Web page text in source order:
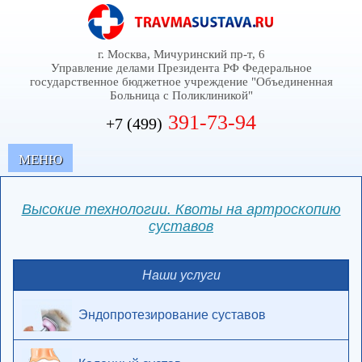
г. Москва, Мичуринский пр-т, 6
Управление делами Президента РФ Федеральное
государственное бюджетное учреждение "Объединенная
Больница с Поликлиникой"
+7 (499) 391-73-94
MЕНЮ
Высокие технологии. Квоты на артроскопию
суставов
Наши услуги
Эндопротезирование суставов